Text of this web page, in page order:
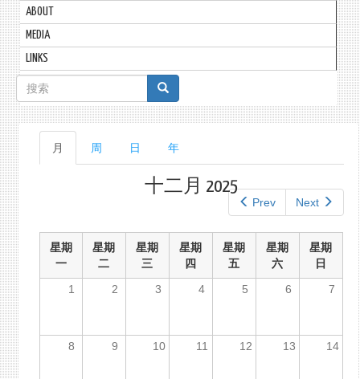
ABOUT
MEDIA
LINKS
搜
索
表
单
主
标
月 周 日 年
Prev Next
十二月 2025
星期
一
星期
二
星期
三
星期
四
星期
五
星期
六
星期
日
1
2 3 4 5 6 7
8 9 10 11 12 13 14